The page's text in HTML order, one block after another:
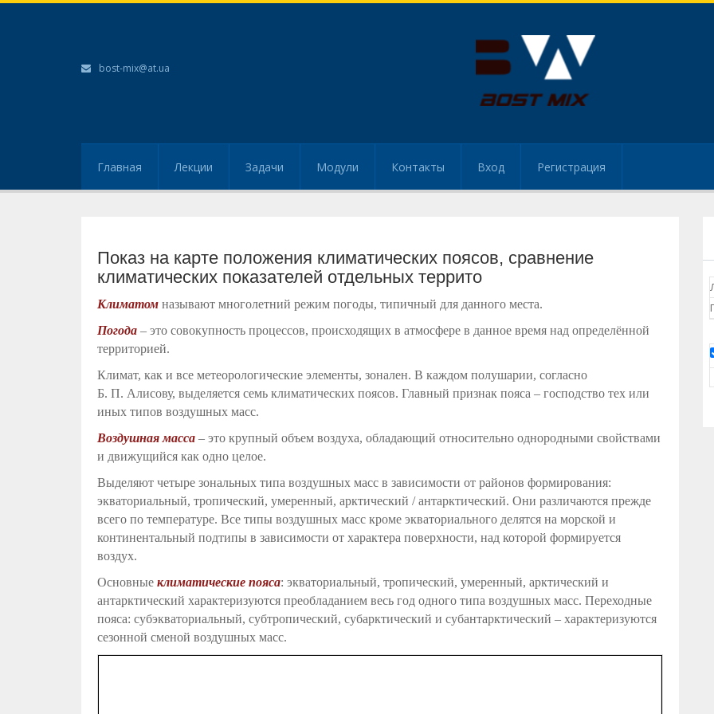
bost-mix@at.ua
Главная Лекции Задачи Модули Контакты Вход Регистрация
Показ на карте положения климатических поясов, сравнение
климатических показателей отдельных террито
Климатом называют многолетний режим погоды, типичный для данного места.
Погода – это совокупность процессов, происходящих в атмосфере в данное время над определённой
территорией.
Климат, как и все метеорологические элементы, зонален. В каждом полушарии, согласно
Б. П. Алисову, выделяется семь климатических поясов. Главный признак пояса – господство тех или
иных типов воздушных масс.
Воздушная масса – это крупный объем воздуха, обладающий относительно однородными свойствами
и движущийся как одно целое.
Выделяют четыре зональных типа воздушных масс в зависимости от районов формирования:
экваториальный, тропический, умеренный, арктический / антарктический. Они различаются прежде
всего по температуре. Все типы воздушных масс кроме экваториального делятся на морской и
континентальный подтипы в зависимости от характера поверхности, над которой формируется
воздух.
Основные климатические пояса: экваториальный, тропический, умеренный, арктический и
антарктический характеризуются преобладанием весь год одного типа воздушных масс. Переходные
пояса: субэкваториальный, субтропический, субарктический и субантарктический – характеризуются
сезонной сменой воздушных масс.